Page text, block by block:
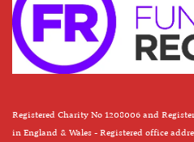
Registered Charity No 1208006 and
in England & Wales - Registered office